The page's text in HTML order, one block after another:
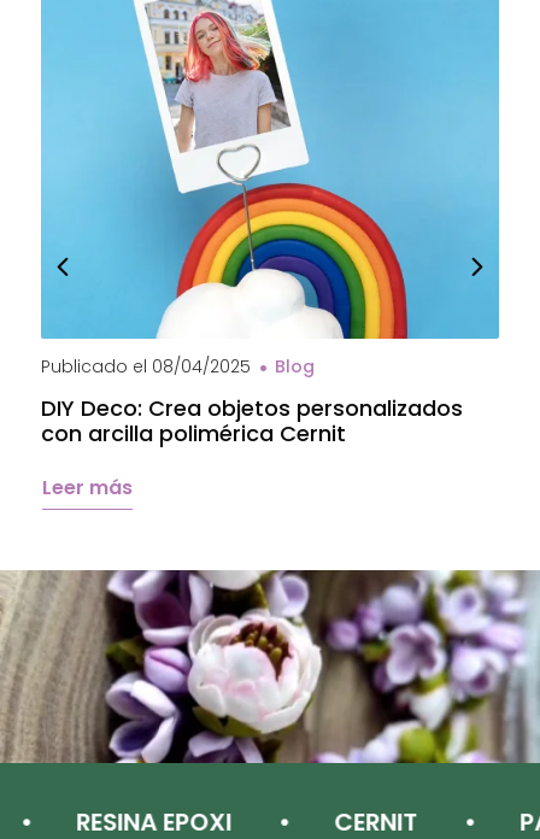
Publicado el 08/04/2025 Blog
DIY Deco: Crea objetos personalizados
con arcilla polimérica Cernit
Leer más
RESINA EPOXI CERNIT